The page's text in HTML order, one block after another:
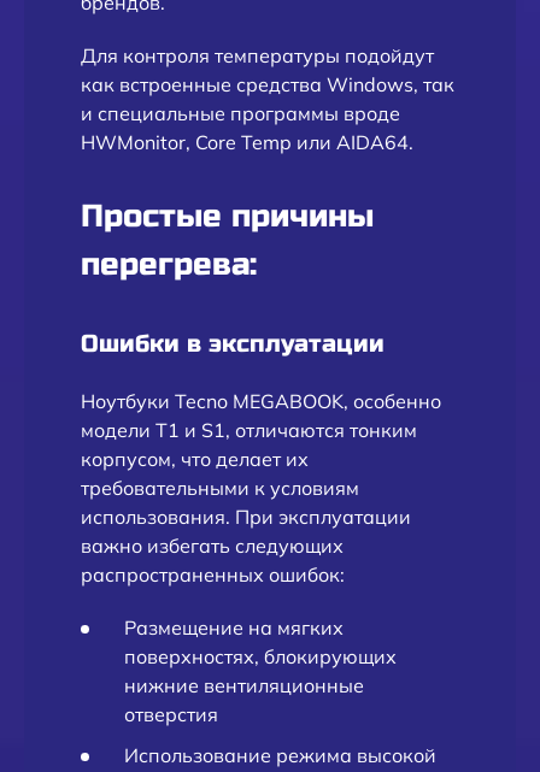
Для контроля температуры подойдут
как встроенные средства Windows, так
и специальные программы вроде
HWMonitor, Core Temp или AIDA64.
Простые причины
перегрева:
Ошибки в эксплуатации
Ноутбуки Tecno MEGABOOK, особенно
модели T1 и S1, отличаются тонким
корпусом, что делает их
требовательными к условиям
использования. При эксплуатации
важно избегать следующих
распространенных ошибок:
Размещение на мягких
поверхностях, блокирующих
нижние вентиляционные
отверстия
Использование режима высокой